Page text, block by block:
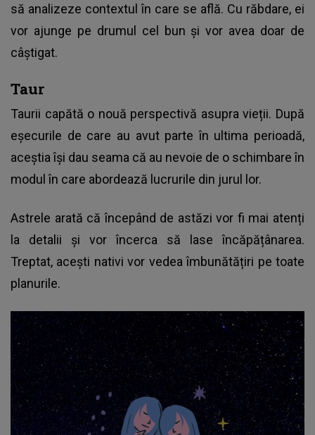
să analizeze contextul în care se află. Cu răbdare, ei
vor ajunge pe drumul cel bun și vor avea doar de
câștigat.
Taur
Taurii capătă o nouă perspectivă asupra vieții. După
eșecurile de care au avut parte în ultima perioadă,
aceștia își dau seama că au nevoie de o schimbare în
modul în care abordează lucrurile din jurul lor.
Astrele arată că începând de astăzi vor fi mai atenți
la detalii și vor încerca să lase încăpățânarea.
Treptat, acești nativi vor vedea îmbunătățiri pe toate
planurile.